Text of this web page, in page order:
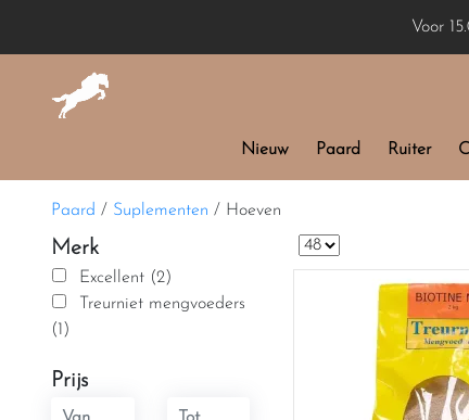
Voor
Nieuw Paard Ruiter
Paard / Suplementen / Hoeven
Merk
Excellent (2)
Treurniet mengvoeders
(1)
Prijs